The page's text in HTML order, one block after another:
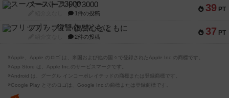
39 PT
スーパーストア3000
1件の投稿
37 PT
フリップ７：復讐心とともに
2件の投稿
※Apple、Apple のロゴ は、米国および他の国々で登録されたApple Inc.の商標です。
※App Store は、Apple Inc.のサービスマークです。
※Android は、グーグル インコーポレイテッドの商標または登録商標です。
※Google Play とそのロゴは、Google Inc.の商標または登録商標です。